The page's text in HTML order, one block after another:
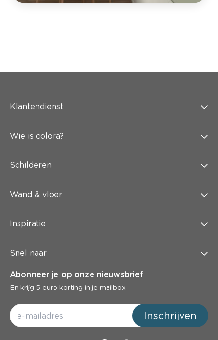
Klantendienst
Wie is colora?
Schilderen
Wand & vloer
Inspiratie
Snel naar
Abonneer je op onze nieuwsbrief
En krijg 5 euro korting in je mailbox
Inschrijven